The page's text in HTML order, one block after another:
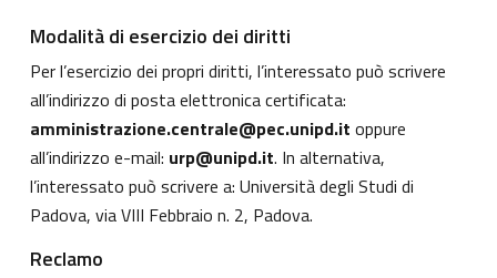
Modalità di esercizio dei diritti
Per l’esercizio dei propri diritti, l’interessato può scrivere
all’indirizzo di posta elettronica certificata:
amministrazione.centrale@pec.unipd.it oppure
all’indirizzo e-mail: urp@unipd.it. In alternativa,
l’interessato può scrivere a: Università degli Studi di
Padova, via VIII Febbraio n. 2, Padova.
Reclamo